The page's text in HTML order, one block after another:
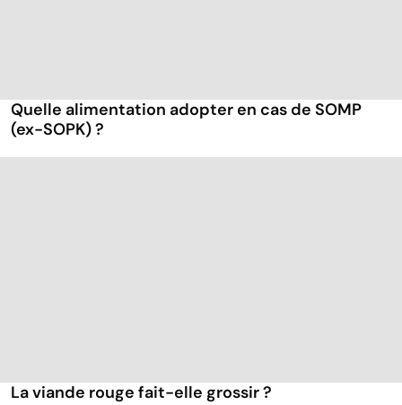
Quelle alimentation adopter en cas de SOMP
(ex-SOPK) ?
La viande rouge fait-elle grossir ?